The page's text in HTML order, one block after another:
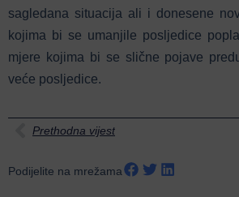
sagledana situacija ali i donesene
kojima bi se umanjile posljedice
mjere kojima bi se slične pojave
veće posljedice.
Prethodna vijest
Podijelite na mrežama